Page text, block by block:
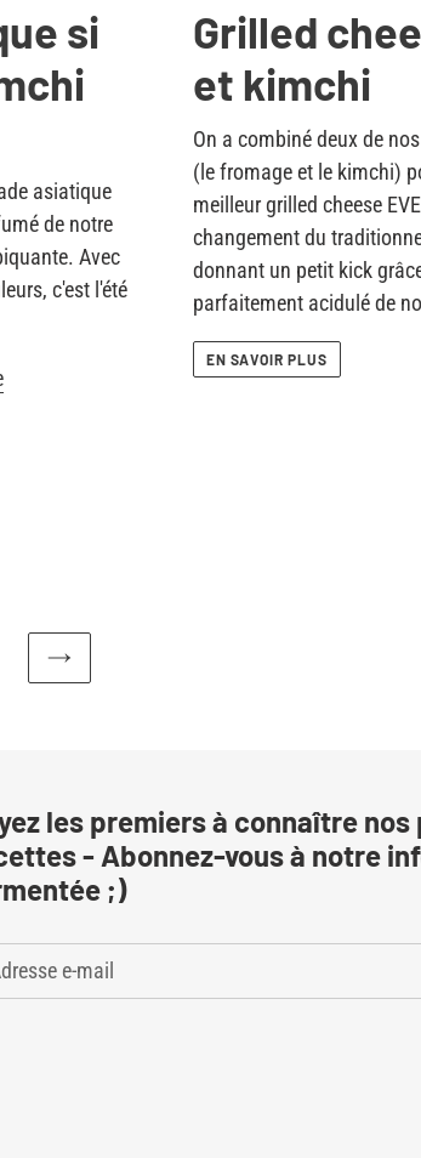
si
asiatique
de notre
Avec
c'est l'été
Grilled
et kimchi
On a combiné deux de
(le fromage et le kimchi)
meilleur grilled cheese
changement du
donnant un petit kick
parfaitement acidulé de
EN SAVOIR PLUS
PAGE
les premiers à connaître
- Abonnez-vous à notre
;)